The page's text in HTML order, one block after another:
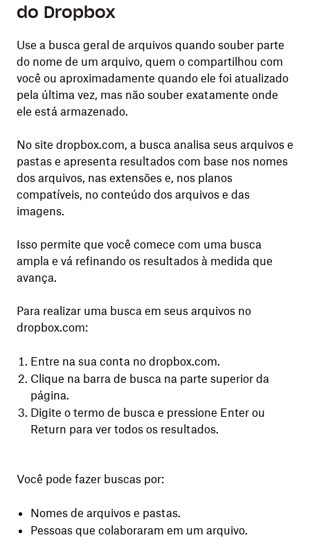
do Dropbox
Use a busca geral de arquivos quando souber parte
do nome de um arquivo, quem o compartilhou com
você ou aproximadamente quando ele foi atualizado
pela última vez, mas não souber exatamente onde
ele está armazenado.
No site dropbox.com, a busca analisa seus arquivos e
pastas e apresenta resultados com base nos nomes
dos arquivos, nas extensões e, nos planos
compatíveis, no conteúdo dos arquivos e das
imagens.
Isso permite que você comece com uma busca
ampla e vá refinando os resultados à medida que
avança.
Para realizar uma busca em seus arquivos no
dropbox.com:
Entre na sua conta no dropbox.com.
Clique na barra de busca na parte superior da
página.
Digite o termo de busca e pressione Enter ou
Return para ver todos os resultados.
Você pode fazer buscas por:
Nomes de arquivos e pastas.
Pessoas que colaboraram em um arquivo.